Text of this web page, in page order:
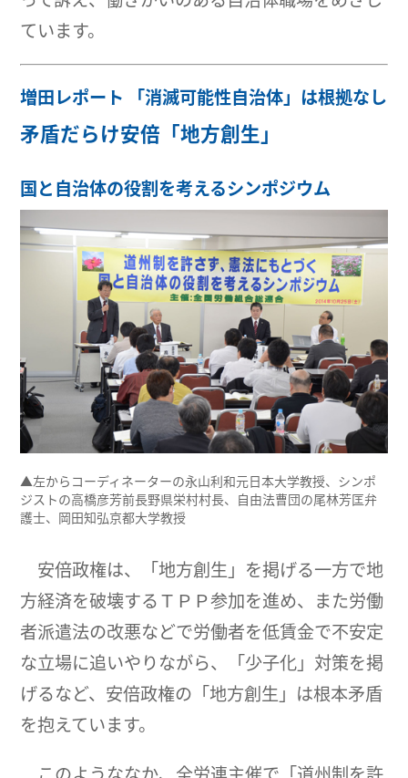
ています。
増田レポート 「消滅可能性自治体」は根拠なし
矛盾だらけ安倍「地方創生」
国と自治体の役割を考えるシンポジウム
▲左からコーディネーターの永山利和元日本大学教授、シンポ
ジストの高橋彦芳前長野県栄村村長、自由法曹団の尾林芳匡弁
護士、岡田知弘京都大学教授
安倍政権は、「地方創生」を掲げる一方で地
方経済を破壊するＴＰＰ参加を進め、また労働
者派遣法の改悪などで労働者を低賃金で不安定
な立場に追いやりながら、「少子化」対策を掲
げるなど、安倍政権の「地方創生」は根本矛盾
を抱えています。